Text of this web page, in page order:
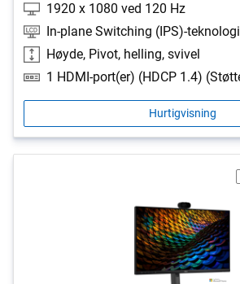
1920 x 1080 ved 120 Hz
In-plane Switching (IPS)-teknologi
Høyde, Pivot, helling, svivel
Hurtigvisning